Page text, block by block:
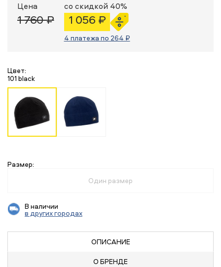
Цена
1 760 ₽
со скидкой 40%
1 056 ₽
4 платежа по 264 ₽
Цвет:
101 black
Размер:
Один размер
В наличии
в других городах
ОПИСАНИЕ
О БРЕНДЕ